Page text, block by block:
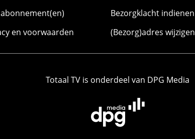
en voorwaarden
Bezorgklacht indienen
(Bezorg)adres wijzigen
Totaal TV is onderdeel van DPG Media